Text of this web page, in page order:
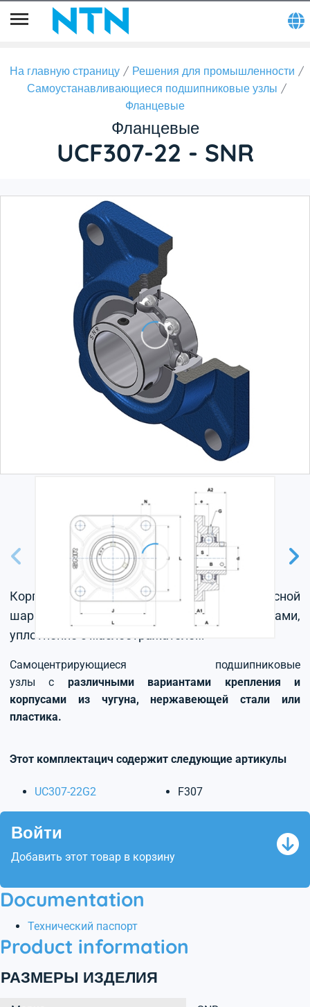
На главную страницу
Решения для промышленности
Самоустанавливающиеся подшипниковые узлы
Фланцевые
Фланцевые
UCF307-22 - SNR
Корпус из серого чугуна, радиальный корпусной
шарикоподшипник с установочными винтами,
уплотнение с маслоотражателем
Самоцентрирующиеся подшипниковые
узлы с различными вариантами крепления и
корпусами из чугуна, нержавеющей стали или
пластика.
Этот комплектацич содержит следующие артикулы
UC307-22G2 F307
Войти
Добавить этот товар в корзину
Documentation
Технический паспорт
Product information
РАЗМЕРЫ ИЗДЕЛИЯ